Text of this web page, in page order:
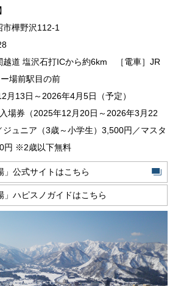
樺野沢112-1
越道 塩沢石打ICから約6km ［電車］JR
場前駅目の前
月13日～2026年4月5日（予定）
場券（2025年12月20日～2026年3月22
ュニア（3歳～小学生）3,500円／マスタ
円 ※2歳以下無料
」公式サイトはこちら
」ハピスノガイドはこちら